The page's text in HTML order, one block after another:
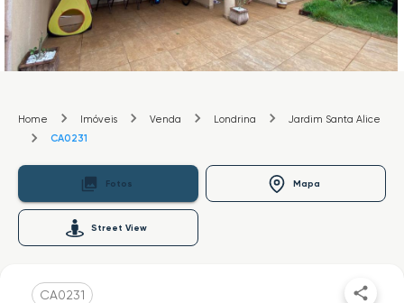
Home Imóveis Venda Londrina
Jardim Santa Alice
CA0231
Fotos Mapa
Street View
CA0231